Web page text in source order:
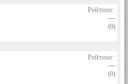
Рейтинг:
—
(0)
Рейтинг:
—
(0)